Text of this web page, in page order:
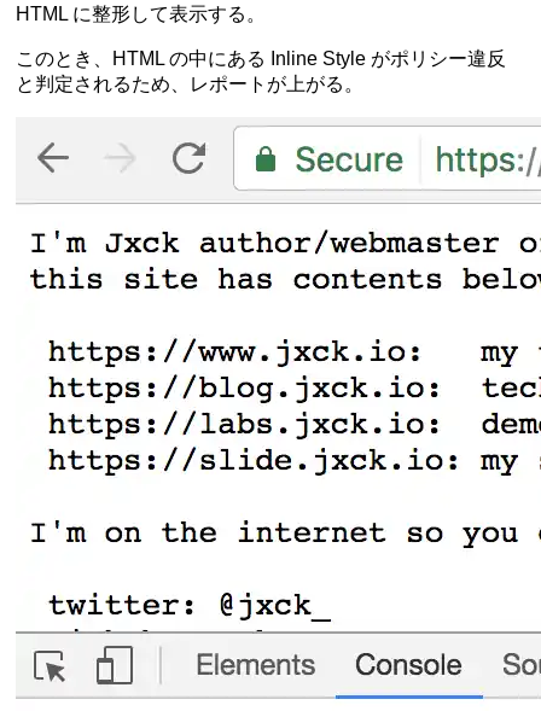
HTML に整形して表示する。
このとき、HTML の中にある Inline Style がポリシー違反
と判定されるため、レポートが上がる。